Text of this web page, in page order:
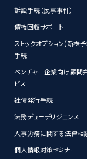
訴訟手続（民事事件）
債権回収サポート
ストックオプション(新株
手続
ベンチャー企業向け顧問
ビス
社債発行手続
法務デューデリジェンス
人事労務に関する法律相
個人情報対策セミナー